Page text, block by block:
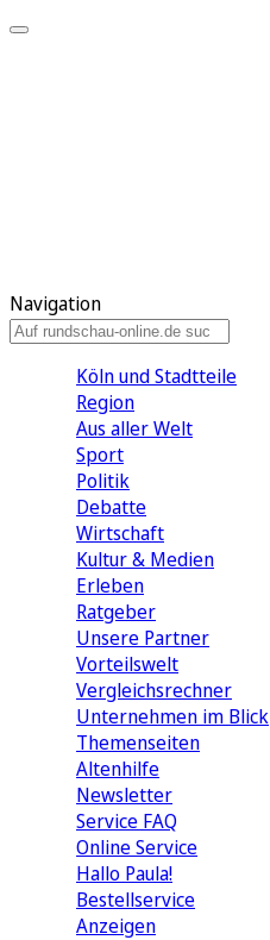
Navigation
Köln und Stadtteile
Region
Aus aller Welt
Sport
Politik
Debatte
Wirtschaft
Kultur & Medien
Erleben
Ratgeber
Unsere Partner
Vorteilswelt
Vergleichsrechner
Unternehmen im Blick
Themenseiten
Altenhilfe
Newsletter
Service FAQ
Online Service
Hallo Paula!
Bestellservice
Anzeigen